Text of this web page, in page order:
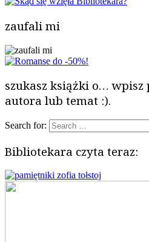
zaufali mi
szukasz książki o… wpisz
autora lub temat :).
Search for:
Bibliotekara czyta teraz: